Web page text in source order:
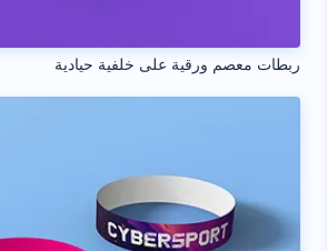
ربطات معصم ورقية على خلفية حيادية